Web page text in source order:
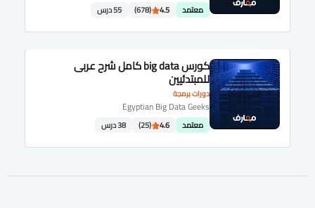
معتمد 4.5
(678) 55 درس
دورات برمجة
كورس big data كامل شرح عربى
للمبتدئيين
Egyptian Big Data Geeks
معتمد 4.6
(25) 38 درس